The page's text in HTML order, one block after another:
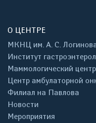
О ЦЕНТРЕ
МКНЦ им. А. С.
Институт
Маммологический центр
Центр амбулаторной
Филиал на Павлова
Новости
Мероприятия